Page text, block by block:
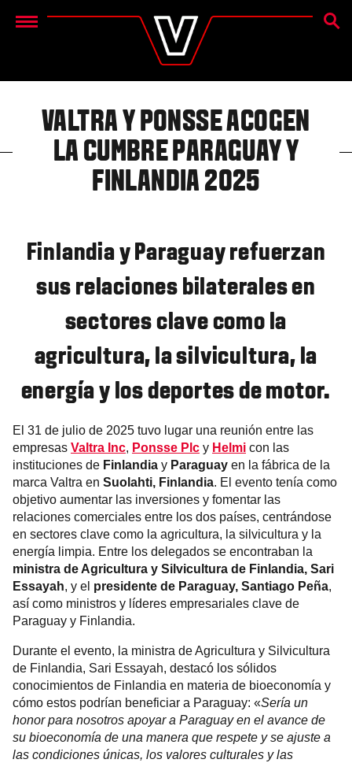
Menu
VALTRA Y PONSSE ACOGEN
LA CUMBRE PARAGUAY Y
FINLANDIA 2025
Finlandia y Paraguay refuerzan
sus relaciones bilaterales en
sectores clave como la
agricultura, la silvicultura, la
energía y los deportes de motor.
El 31 de julio de 2025 tuvo lugar una reunión entre las
empresas Valtra Inc, Ponsse Plc y Helmi con las
instituciones de Finlandia y Paraguay en la fábrica de la
marca Valtra en Suolahti, Finlandia. El evento tenía como
objetivo aumentar las inversiones y fomentar las
relaciones comerciales entre los dos países, centrándose
en sectores clave como la agricultura, la silvicultura y la
energía limpia. Entre los delegados se encontraban la
ministra de Agricultura y Silvicultura de Finlandia, Sari
Essayah, y el presidente de Paraguay, Santiago Peña,
así como ministros y líderes empresariales clave de
Paraguay y Finlandia.
Durante el evento, la ministra de Agricultura y Silvicultura
de Finlandia, Sari Essayah, destacó los sólidos
conocimientos de Finlandia en materia de bioeconomía y
cómo estos podrían beneficiar a Paraguay: «Sería un
honor para nosotros apoyar a Paraguay en el avance de
su bioeconomía de una manera que respete y se ajuste a
las condiciones únicas, los valores culturales y las